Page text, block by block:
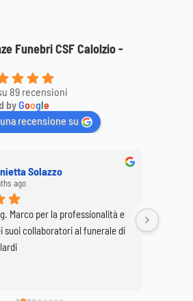
Funebri CSF Calolzio -
89 recensioni
byGoogle
recensione su
Solazzo
ago
Marco per la professionalità e
suoi collaboratori al funerale di